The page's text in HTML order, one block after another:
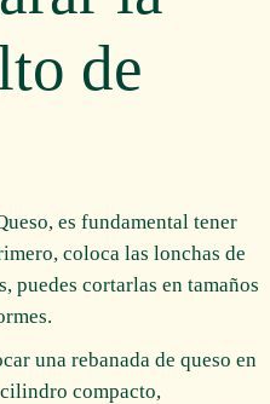
de
es fundamental tener
coloca las lonchas de
puedes cortarlas en tamaños
una rebanada de queso en
compacto,